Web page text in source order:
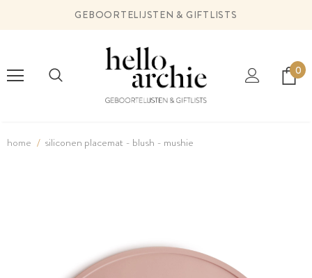
GEBOORTELIJSTEN & GIFTLISTS
0
home siliconen placemat - blush - mushie